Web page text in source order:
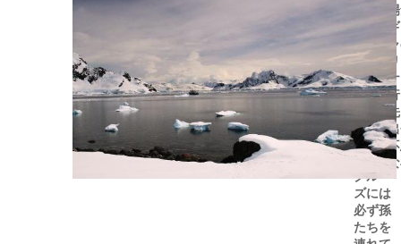
チ歩く
姿に思
わず笑
みがこ
ぼれ
12歳か
ら参加
出来る
クルー
ズには
必ず孫
たちを